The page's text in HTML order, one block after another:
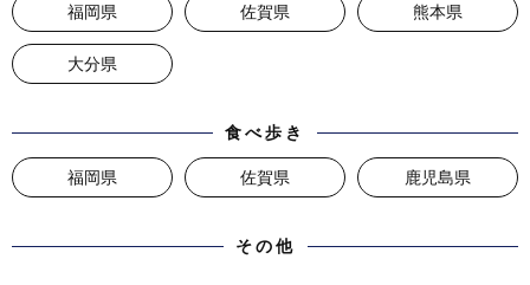
福岡県 佐賀県 熊本県
大分県
食べ歩き
福岡県 佐賀県 鹿児島県
その他